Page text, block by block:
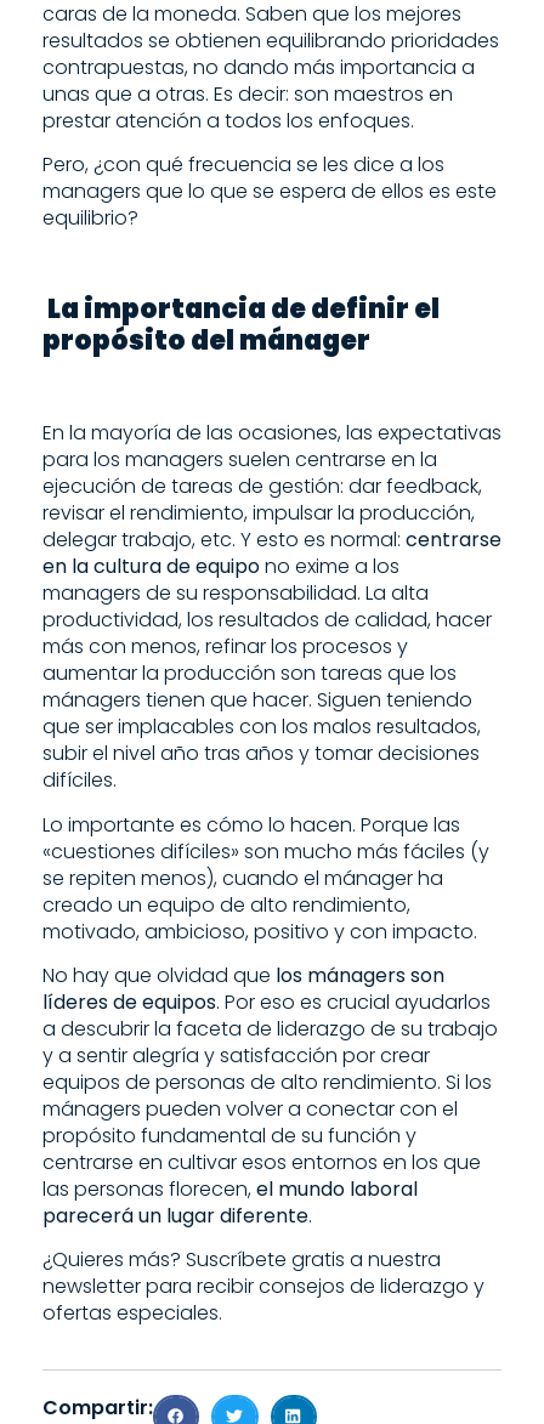
caras de la moneda. Saben que los mejores
resultados se obtienen equilibrando prioridades
contrapuestas, no dando más importancia a
unas que a otras. Es decir: son maestros en
prestar atención a todos los enfoques.
Pero, ¿con qué frecuencia se les dice a los
managers que lo que se espera de ellos es este
equilibrio?
La importancia de definir el
propósito del mánager
En la mayoría de las ocasiones, las expectativas
para los managers suelen centrarse en la
ejecución de tareas de gestión: dar feedback,
revisar el rendimiento, impulsar la producción,
delegar trabajo, etc. Y esto es normal: centrarse
en la cultura de equipono exime a los
managers de su responsabilidad. La alta
productividad, los resultados de calidad, hacer
más con menos, refinar los procesos y
aumentar la producción son tareas que los
mánagers tienen que hacer. Siguen teniendo
que ser implacables con los malos resultados,
subir el nivel año tras años y tomar decisiones
difíciles.
Lo importante es cómo lo hacen. Porque las
«cuestiones difíciles» son mucho más fáciles (y
se repiten menos), cuando el mánager ha
creado un equipo de alto rendimiento,
motivado, ambicioso, positivo y con impacto.
No hay que olvidad que los mánagers son
líderes de equipos. Por eso es crucial ayudarlos
a descubrir la faceta de liderazgo de su trabajo
y a sentir alegría y satisfacción por crear
equipos de personas de alto rendimiento. Si los
mánagers pueden volver a conectar con el
propósito fundamental de su función y
centrarse en cultivar esos entornos en los que
las personas florecen,el mundo laboral
parecerá un lugar diferente.
¿Quieres más? Suscríbete gratis a nuestra
newsletter para recibir consejos de liderazgo y
ofertas especiales.
Compartir: